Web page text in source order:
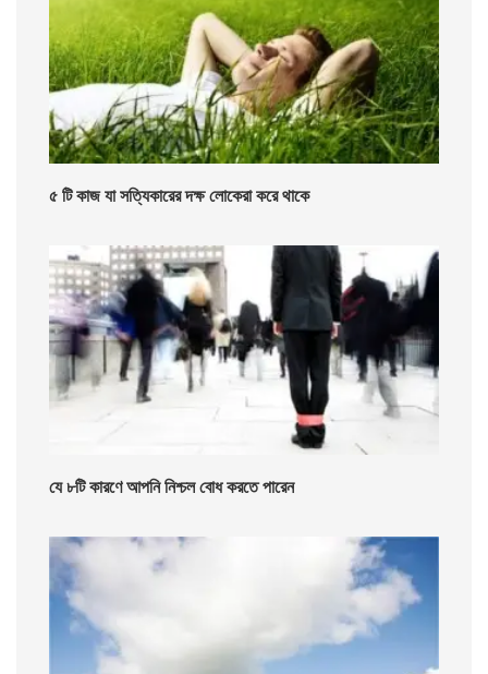
৫ টি কাজ যা সত্যিকারের দক্ষ লোকেরা করে থাকে
যে ৮টি কারণে আপনি নিশ্চল বোধ করতে পারেন